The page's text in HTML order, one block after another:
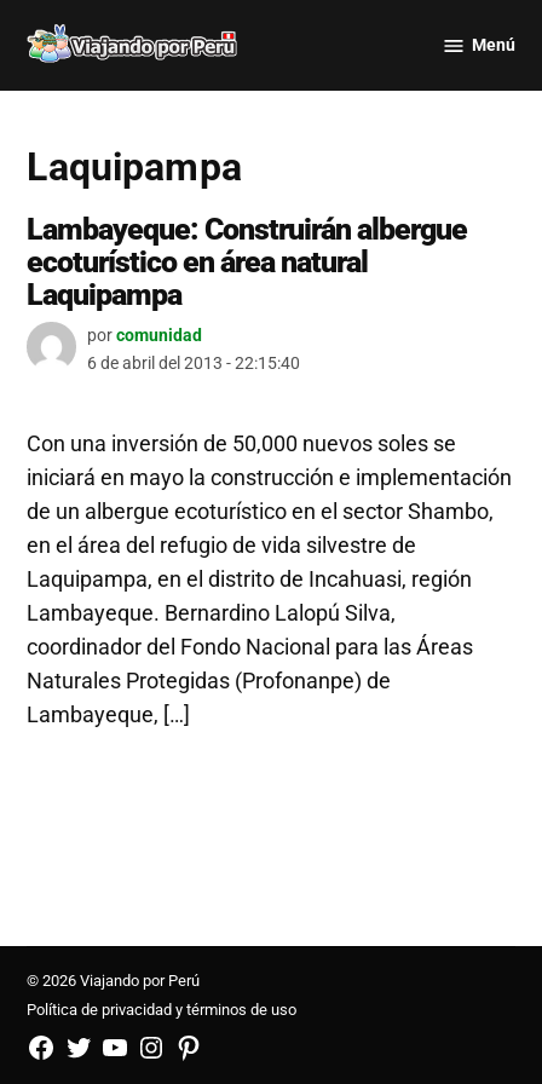
por Perú
Menú
Laquipampa
Lambayeque: Construirán albergue
ecoturístico en área natural
Laquipampa
porcomunidad
6 de abril del 2013 - 22:15:40
Con una inversión de 50,000 nuevos soles se
iniciará en mayo la construcción e implementación
de un albergue ecoturístico en el sector Shambo,
en el área del refugio de vida silvestre de
Laquipampa, en el distrito de Incahuasi, región
Lambayeque. Bernardino Lalopú Silva,
coordinador del Fondo Nacional para las Áreas
Naturales Protegidas (Profonanpe) de
Lambayeque, […]
© 2026 Viajando por Perú
Política de privacidad y términos de uso
FB
TW YouTubeInstagramPinterest